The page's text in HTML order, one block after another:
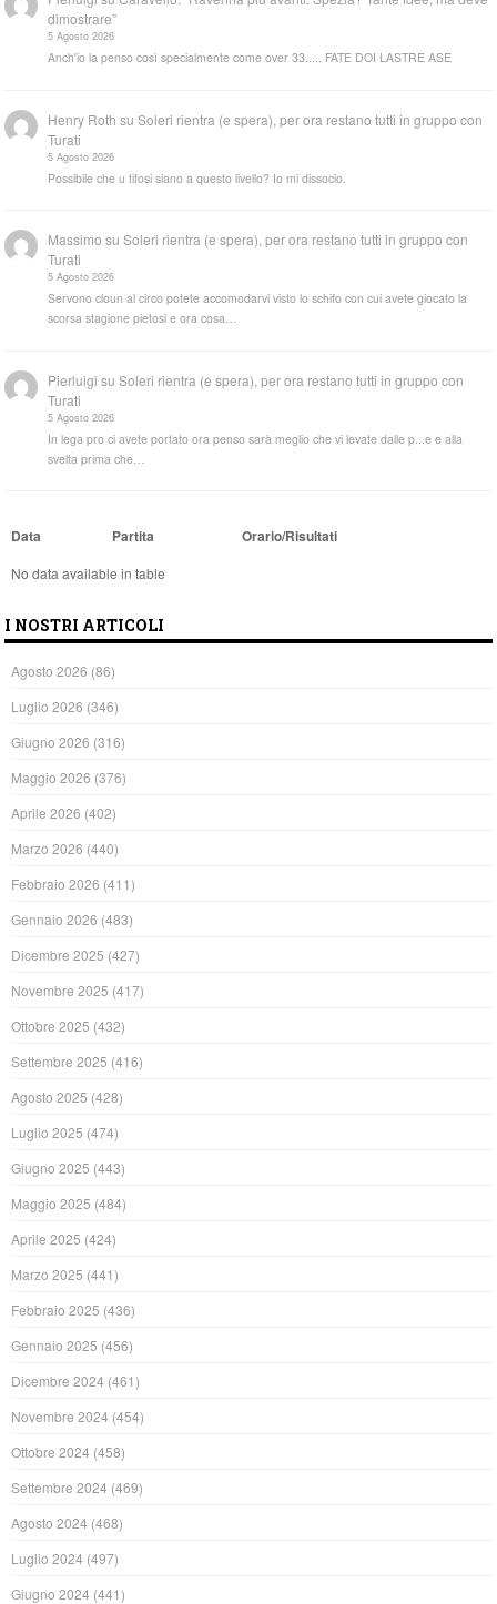
dimostrare”
5 Agosto 2026
Anch'io la penso così specialmente come over 33..... FATE DOI LASTRE ASE
Henry Roth suSoleri rientra (e spera), per ora restano tutti in gruppo con
Turati
5 Agosto 2026
Possibile che u tifosi siano a questo livello? Io mi dissocio.
Massimo suSoleri rientra (e spera), per ora restano tutti in gruppo con
Turati
5 Agosto 2026
Servono cloun al circo potete accomodarvi visto lo schifo con cui avete giocato la
scorsa stagione pietosi e ora cosa…
Pierluigi suSoleri rientra (e spera), per ora restano tutti in gruppo con
Turati
5 Agosto 2026
In lega pro ci avete portato ora penso sarà meglio che vi levate dalle p...e e alla
svelta prima che…
Data Partita Orario/Risultati
No data available in table
I NOSTRI ARTICOLI
Agosto 2026 (86)
Luglio 2026 (346)
Giugno 2026 (316)
Maggio 2026 (376)
Aprile 2026 (402)
Marzo 2026 (440)
Febbraio 2026 (411)
Gennaio 2026 (483)
Dicembre 2025 (427)
Novembre 2025 (417)
Ottobre 2025 (432)
Settembre 2025 (416)
Agosto 2025 (428)
Luglio 2025 (474)
Giugno 2025 (443)
Maggio 2025 (484)
Aprile 2025 (424)
Marzo 2025 (441)
Febbraio 2025 (436)
Gennaio 2025 (456)
Dicembre 2024 (461)
Novembre 2024 (454)
Ottobre 2024 (458)
Settembre 2024 (469)
Agosto 2024 (468)
Luglio 2024 (497)
Giugno 2024 (441)